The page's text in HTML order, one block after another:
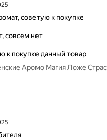
советую к покупке
совсем нет
к покупке данный товар
Аромо Магия Ложе